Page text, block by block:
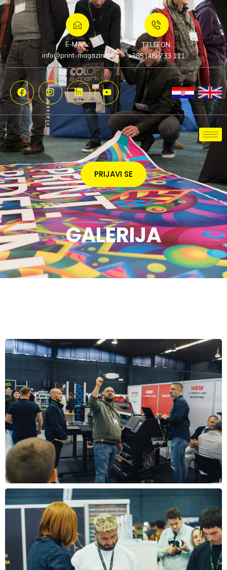
E-MAIL:
info@print-magazin.hr
TELEFON:
+385 (48) 733 111
PRIJAVI SE
GALERIJA